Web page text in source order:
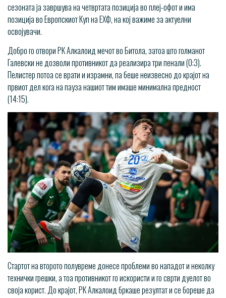
сезоната ја завршува на четвртата позиција во плеј-офот и има
позиција во Европскиот Куп на ЕХФ, на кој важиме за актуелни
освојувачи.
Добро го отвори РК Алкалоид мечот во Битола, затоа што голманот
Галевски не дозволи противникот да реализира три пенали (0:3).
Пелистер потоа се врати и израмни, па беше неизвесно до крајот на
првиот дел кога на пауза нашиот тим имаше минимална предност
(14:15).
Стартот на второто полувреме донесе проблеми во нападот и неколку
технички грешки, а тоа противникот го искористи и го сврти дуелот во
своја корист. До крајот, РК Алкалоид бркаше резултат и се бореше да